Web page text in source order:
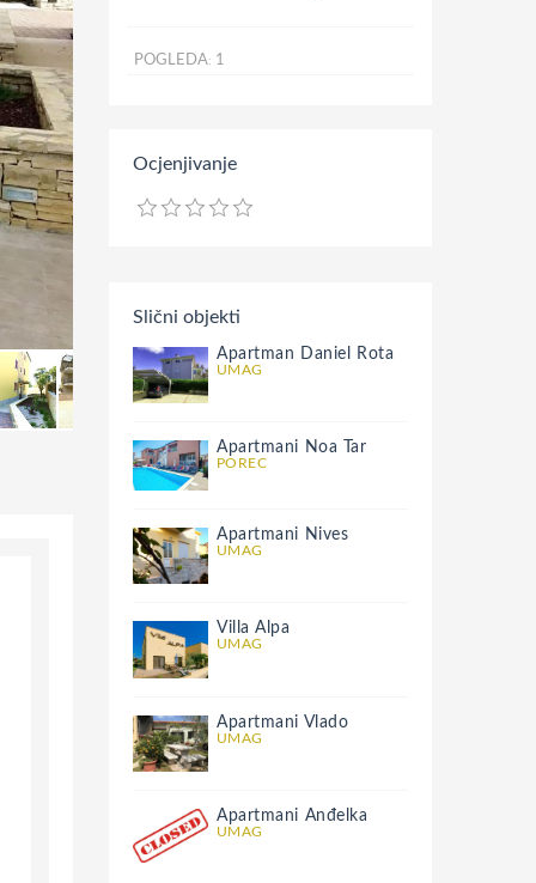
POGLEDA: 1
Ocjenjivanje
Slični objekti
Apartman Daniel Rota
UMAG
Apartmani Noa Tar
POREC
Apartmani Nives
UMAG
Villa Alpa
UMAG
Apartmani Vlado
UMAG
Apartmani Anđelka
UMAG